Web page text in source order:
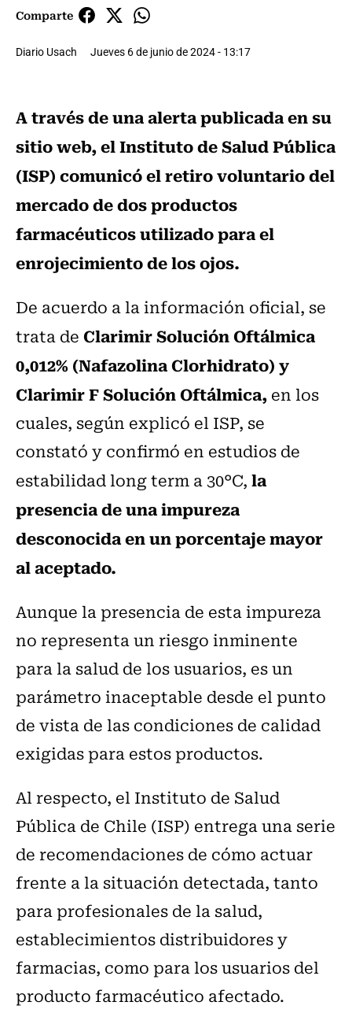
Comparte
Diario Usach Jueves 6 de junio de 2024 - 13:17
A través de una alerta publicada en su
sitio web, el Instituto de Salud Pública
(ISP) comunicó el retiro voluntario del
mercado de dos productos
farmacéuticos utilizado para el
enrojecimiento de los ojos.
De acuerdo a la información oficial, se
trata deClarimir Solución Oftálmica
0,012% (Nafazolina Clorhidrato) y
Clarimir F Solución Oftálmica,en los
cuales, según explicó el ISP, se
constató y confirmó en estudios de
estabilidad long term a 30°C,la
presencia de una impureza
desconocida en un porcentaje mayor
al aceptado.
Aunque la presencia de esta impureza
no representa un riesgo inminente
para la salud de los usuarios, es un
parámetro inaceptable desde el punto
de vista de las condiciones de calidad
exigidas para estos productos.
Al respecto, el Instituto de Salud
Pública de Chile (ISP) entrega una serie
de recomendaciones de cómo actuar
frente a la situación detectada, tanto
para profesionales de la salud,
establecimientos distribuidores y
farmacias, como para los usuarios del
producto farmacéutico afectado.